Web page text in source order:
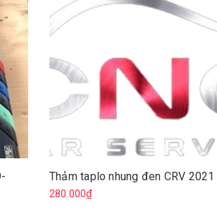
Thảm taplo nhung đen CRV 2021
280.000₫